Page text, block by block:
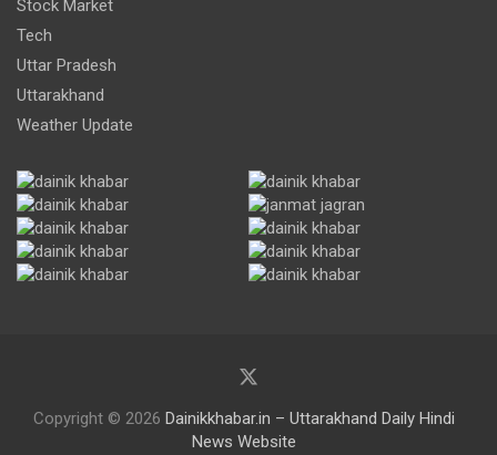
Stock Market
Tech
Uttar Pradesh
Uttarakhand
Weather Update
Copyright © 2026 Dainikkhabar.in – Uttarakhand Daily Hindi
News Website